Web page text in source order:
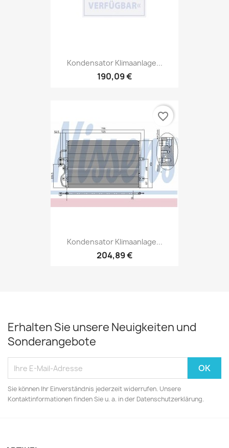
Kondensator Klimaanlage...
190,09 €
Kondensator Klimaanlage...
204,89 €
favorite_border
Erhalten Sie unsere Neuigkeiten und
Sonderangebote
Sie können Ihr Einverständnis jederzeit widerrufen. Unsere
Kontaktinformationen finden Sie u. a. in der Datenschutzerklärung.